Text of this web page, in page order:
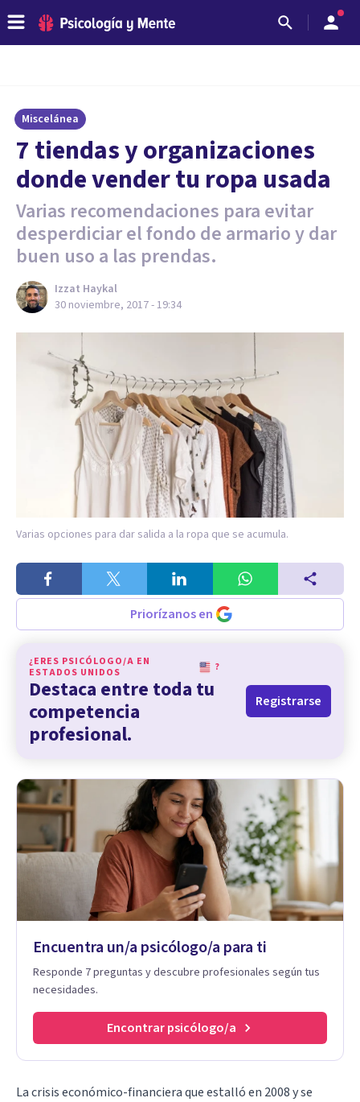
Miscelánea
7 tiendas y organizaciones
donde vender tu ropa usada
Varias recomendaciones para evitar
desperdiciar el fondo de armario y dar
buen uso a las prendas.
Izzat Haykal
30 noviembre, 2017 - 19:34
Varias opciones para dar salida a la ropa que se acumula.
Priorízanos en
¿ERES PSICÓLOGO/A EN
ESTADOS UNIDOS
?
Destaca entre toda tu
competencia
profesional.
Registrarse
Encuentra un/a psicólogo/a para ti
Responde 7 preguntas y descubre profesionales según tus
necesidades.
Encontrar psicólogo/a
La crisis económico-financiera que estalló en 2008 y se